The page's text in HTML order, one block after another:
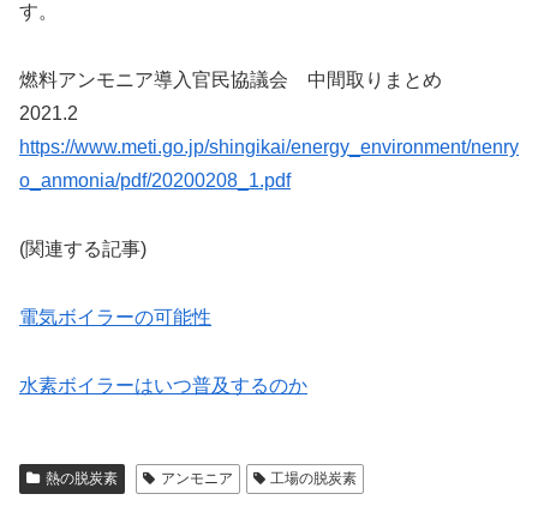
す。
燃料アンモニア導入官民協議会 中間取りまとめ
2021.2
https://www.meti.go.jp/shingikai/energy_environment/nenry
o_anmonia/pdf/20200208_1.pdf
(関連する記事)
電気ボイラーの可能性
水素ボイラーはいつ普及するのか
熱の脱炭素 アンモニア 工場の脱炭素